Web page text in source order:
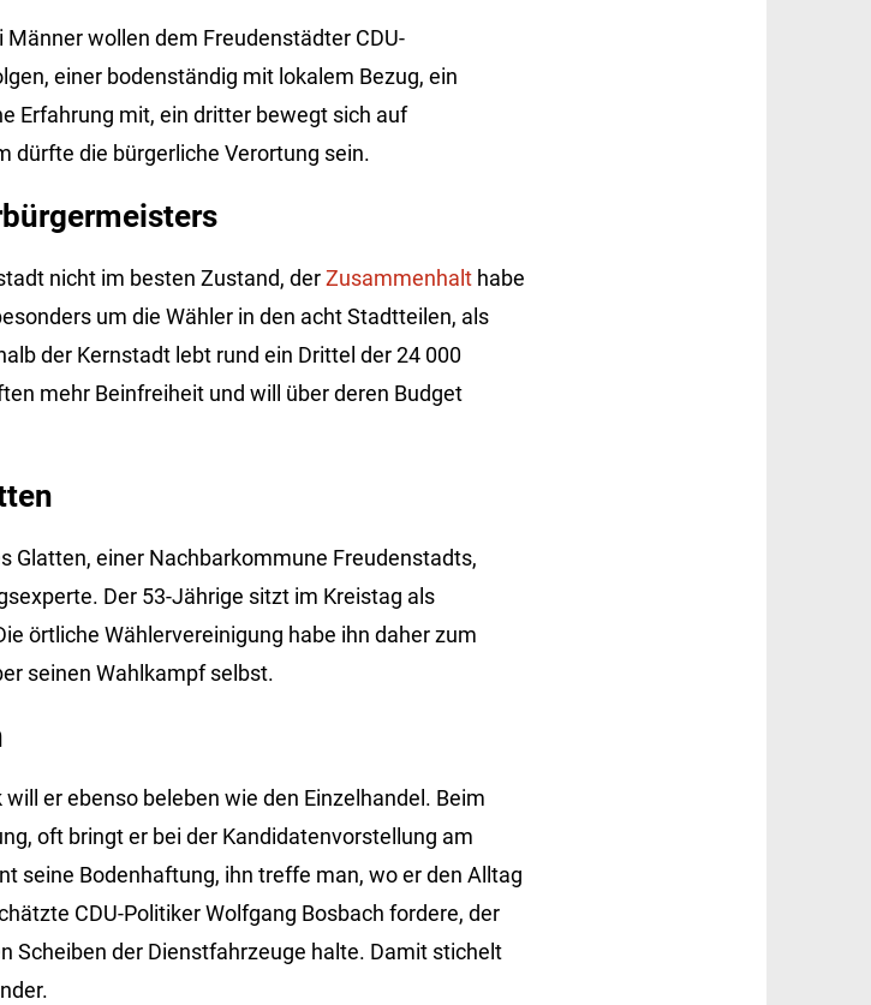
Männer wollen dem Freudenstädter CDU-
einer bodenständig mit lokalem Bezug, ein
Erfahrung mit, ein dritter bewegt sich auf
dürfte die bürgerliche Verortung sein.
nicht im besten Zustand, derZusammenhalt habe
um die Wähler in den acht Stadtteilen, als
der Kernstadt lebt rund ein Drittel der 24 000
mehr Beinfreiheit und will über deren Budget
Glatten, einer Nachbarkommune Freudenstadts,
Der 53-Jährige sitzt im Kreistag als
örtliche Wählervereinigung habe ihn daher zum
seinen Wahlkampf selbst.
er ebenso beleben wie den Einzelhandel. Beim
oft bringt er bei der Kandidatenvorstellung am
seine Bodenhaftung, ihn treffe man, wo er den Alltag
CDU-Politiker Wolfgang Bosbach fordere, der
Scheiben der Dienstfahrzeuge halte. Damit stichelt